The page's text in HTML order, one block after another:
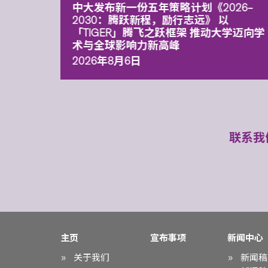
中大发布新一份五年策略计划《2026‒
2030：腾跃新程，励行志远》 以
「TIGER」腾飞之跃框架 推动大学迈向学
术与全球影响力新高峰
2026年8月6日
联系我
主页
关于我们
宣布事项
新闻中心
新闻